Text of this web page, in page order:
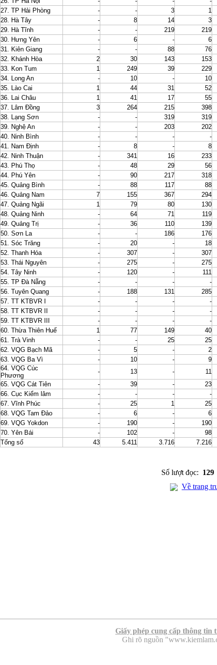
27. TP Hải Phòng
- - 3
1
28. Hà Tây
- 8 14
3
29. Hà Tĩnh
- - 219
219
30. Hưng Yên
- 6 -
6
31. Kiên Giang
- - 88
76
32. Khánh Hòa
2 30 143
153
33. Kon Tum
1 249 39
229
34. Long An
- 10 -
10
35. Lào Cai
1 44 31
52
36. Lai Châu
1 41 17
55
37. Lâm Đồng
3 264 215
398
38. Lạng Sơn
- - 319
319
39. Nghệ An
- - 203
202
40. Ninh Bình
- - -
-
41. Nam Định
- 8 -
8
42. Ninh Thuận
- 341 16
233
43. Phú Thọ
- 48 29
56
44. Phú Yên
- 90 217
318
45. Quảng Bình
- 88 117
88
46. Quảng Nam
7 155 367
294
47. Quảng Ngãi
1 79 80
130
48. Quảng Ninh
- 64 71
119
49. Quảng Trị
- 36 110
139
50. Sơn La
- - 186
176
51. Sóc Trăng
- 20 -
18
52. Thanh Hóa
- 307 -
307
53. Thái Nguyên
- 275 -
275
54. Tây Ninh
- 120 -
111
55. TP Đà Nẵng
- - -
-
56. Tuyên Quang
- 188 131
285
57. TT KTBVR I
- - -
-
58. TT KTBVR II
- - -
-
59. TT KTBVR III
- - -
-
60. Thừa Thiên Huế
1 77 149
40
61. Trà Vinh
- - 25
25
62. VQG Bạch Mã
- 5 -
2
63. VQG Ba Vì
- 10 -
9
64. VQG Cúc
Phương
- 13 -
11
65. VQG Cát Tiên
- 39 -
23
66. Cục Kiểm lâm
- - -
-
67. Vĩnh Phúc
- 25 1
25
68. VQG Tam Đảo
- 6 -
6
69. VQG Yokdon
- 190 -
190
70. Yên Bái
- 102 -
98
Tổng số
43 5.411 3.716 7.216
Số lượt đọc: 129
Về trang
Giấy phép cung cấp thông tin
Ghi rõ nguồn